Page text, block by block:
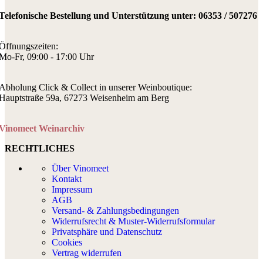
Bestellung und Unterstützung unter: 06353 / 507276
Fr, 09:00 - 17:00 Uhr
Click & Collect in unserer Weinboutique:
59a, 67273 Weisenheim am Berg
Weinarchiv
RECHTLICHES
Über Vinomeet
Kontakt
Impressum
AGB
Versand- & Zahlungsbedingungen
Widerrufsrecht & Muster-Widerrufsformular
Privatsphäre und Datenschutz
Cookies
Vertrag widerrufen